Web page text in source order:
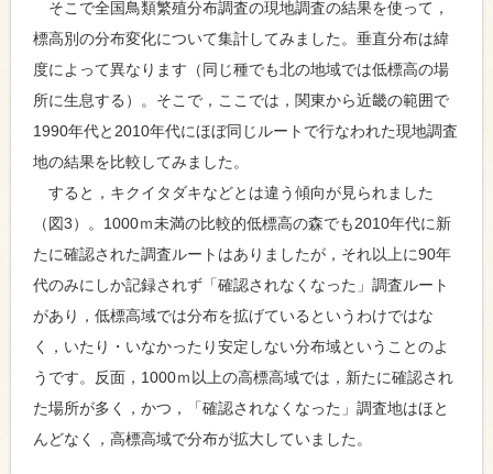
そこで全国鳥類繁殖分布調査の現地調査の結果を使って，
標高別の分布変化について集計してみました。垂直分布は緯
度によって異なります（同じ種でも北の地域では低標高の場
所に生息する）。そこで，ここでは，関東から近畿の範囲で
1990年代と2010年代にほぼ同じルートで行なわれた現地調査
地の結果を比較してみました。
すると，キクイタダキなどとは違う傾向が見られました
（図3）。1000ｍ未満の比較的低標高の森でも2010年代に新
たに確認された調査ルートはありましたが，それ以上に90年
代のみにしか記録されず「確認されなくなった」調査ルート
があり，低標高域では分布を拡げているというわけではな
く，いたり・いなかったり安定しない分布域ということのよ
うです。反面，1000ｍ以上の高標高域では，新たに確認され
た場所が多く，かつ，「確認されなくなった」調査地はほと
んどなく，高標高域で分布が拡大していました。